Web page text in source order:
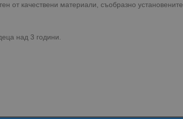
от качествени материали, съобразно установените
над 3 години.